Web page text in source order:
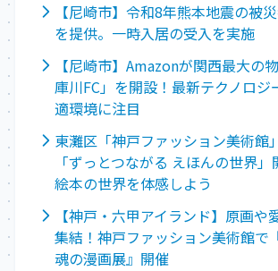
【尼崎市】令和8年熊本地震の被
を提供。一時入居の受入を実施
【尼崎市】Amazonが関西最大の
庫川FC」を開設！最新テクノロジ
適環境に注目
東灘区「神戸ファッション美術館
「ずっとつながる えほんの世界
絵本の世界を体感しよう
【神戸・六甲アイランド】原画や
集結！神戸ファッション美術館で
魂の漫画展』開催